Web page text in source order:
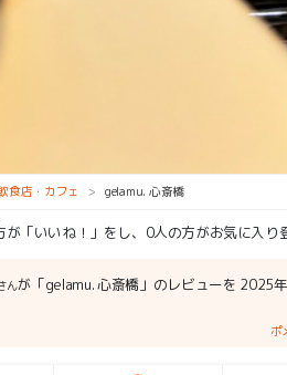
食店・カフェ gelamu. 心斎橋
「いいね！」をし、0人の方がお気に入り
んが「gelamu. 心斎橋」のレビューを 2025
ポ